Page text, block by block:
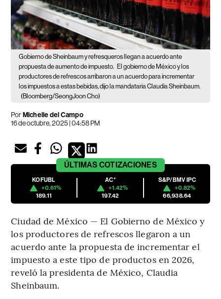
Gobierno de Sheinbaum y refresqueros llegan a acuerdo ante
propuesta de aumento de impuesto. El gobierno de México y los
productores de refrescos arribaron a un acuerdo para incrementar
los impuestos a estas bebidas, dijo la mandataria Claudia Sheinbaum.
(Bloomberg/SeongJoon Cho)
PorMichelle del Campo
16 de octubre, 2025 | 04:58 PM
ÚLTIMAS COTIZACIONES
KOFUBL
+0.61%
189.11
AC*
+1.42%
197.42
S&P/BMV IPC
+0.82%
66,938.64
Ciudad de México — El Gobierno de México y
los productores de refrescos llegaron a un
acuerdo ante la propuesta de incrementar el
impuesto a este tipo de productos en 2026,
reveló la presidenta de México, Claudia
Sheinbaum.